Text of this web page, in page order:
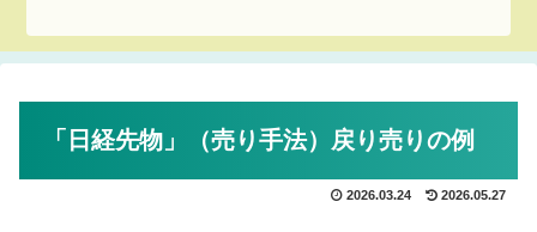
「日経先物」（売り手法）戻り売りの例
2026.03.24 2026.05.27